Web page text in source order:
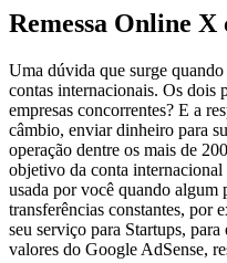
Remessa Online
Uma dúvida que surge quando
contas internacionais. Os dois
empresas concorrentes? E a
câmbio, enviar dinheiro para
operação dentre os mais de
objetivo da conta internacional
usada por você quando algum
transferências constantes, por
seu serviço para Startups,
valores do Google AdSense,